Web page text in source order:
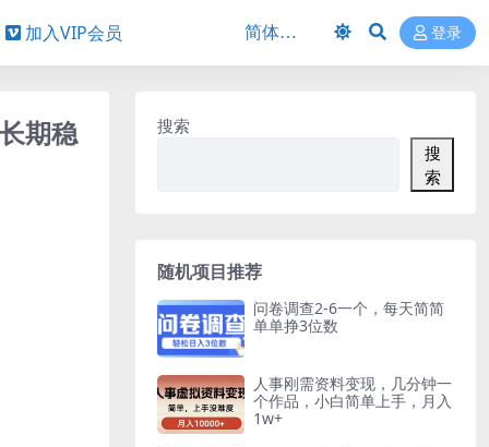
加入VIP会员 登录
期稳
搜索
搜
索
随机项目推荐
问卷调查2-6一个，每天简简
单单挣3位数
人事刚需资料变现，几分钟一
个作品，小白简单上手，月入
1w+